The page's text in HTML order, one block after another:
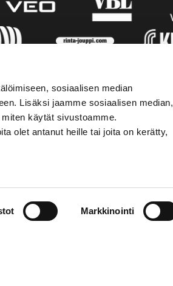
sosiaalisen median
Lisäksi jaamme sosiaalisen median,
käytät sivustoamme.
olet antanut heille tai joita on kerätty,
Markkinointi
MEDIA